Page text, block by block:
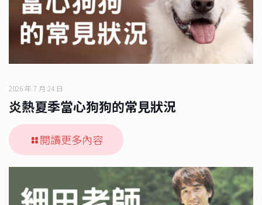
2026 年 7 月 24 日
炎熱夏季當心狗狗的常見狀況
閱讀更多內容